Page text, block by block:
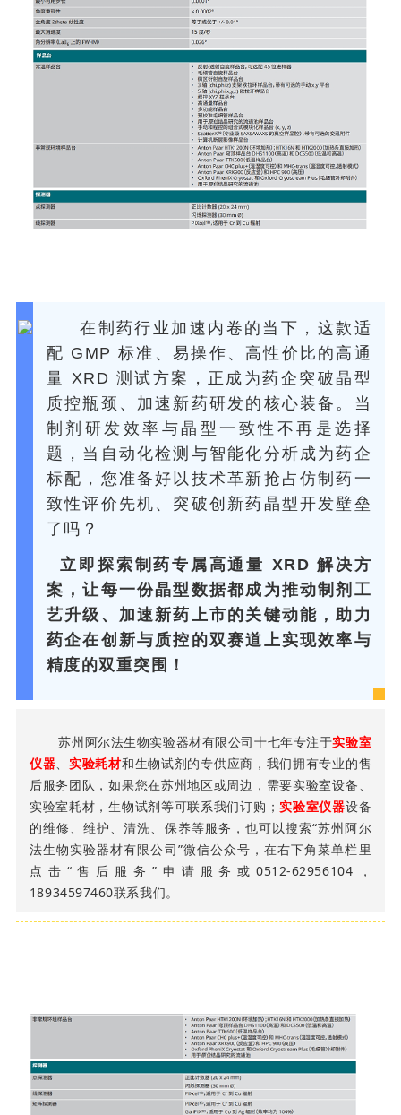
在制药行业加速内卷的当下，这款适
配 GMP 标准、易操作、高性价比的高通
量 XRD 测试方案，正成为药企突破晶型
质控瓶颈、加速新药研发的核心装备。当
制剂研发效率与晶型一致性不再是选择
题，当自动化检测与智能化分析成为药企
标配，您准备好以技术革新抢占仿制药一
致性评价先机、突破创新药晶型开发壁垒
了吗？
立即探索制药专属高通量 XRD 解决方
案，让每一份晶型数据都成为推动制剂工
艺升级、加速新药上市的关键动能，助力
药企在创新与质控的双赛道上实现效率与
精度的双重突围！
苏州阿尔法生物实验器材有限公司十七年专注于实验室
仪器、实验耗材和生物试剂的专供应商，我们拥有专业的售
后服务团队，如果您在苏州地区或周边，需要实验室设备、
实验室耗材，生物试剂等可联系我们订购；实验室仪器设备
的维修、维护、清洗、保养等服务，也可以搜索“苏州阿尔
法生物实验器材有限公司”微信公众号，在右下角菜单栏里
点击“售后服务”申请服务或0512-62956104，
18934597460联系我们。